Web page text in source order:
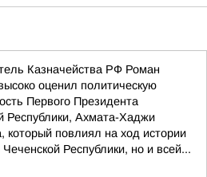
Казначейства РФ Роман
оценил политическую
Первого Президента
Республики, Ахмата-Хаджи
который повлиял на ход истории
Чеченской Республики, но и всей...